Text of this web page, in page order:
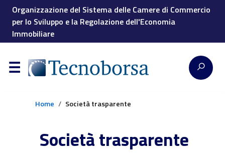
Organizzazione del Sistema delle Camere di Commercio
per lo Sviluppo e la Regolazione dell'Economia
Immobiliare
Home Società trasparente
Società trasparente